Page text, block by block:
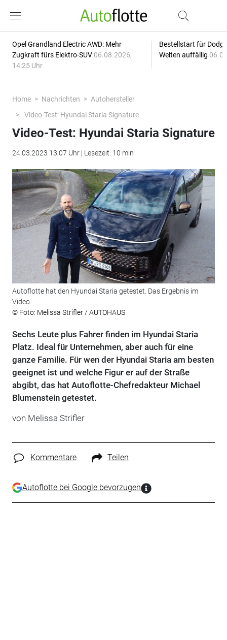
Opel Grandland Electric AWD: Mehr
Zugkraft fürs Elektro-SUV 06.08.2026,
14:25 Uhr
Bestellstart für
Welten auffällig
Home Nachrichten
Autohersteller
Video-Test: Hyundai Staria Signature
Video-Test: Hyundai Staria Signature
24.03.2023 13:07 Uhr | Lesezeit: 10 min
Autoflotte hat den Hyundai Staria getestet. Das Ergebnis im
Video.
© Foto: Melissa Strifler / AUTOHAUS
Sechs Leute plus Fahrer finden im Hyundai Staria
Platz. Ideal für Unternehmen, aber auch für eine
ganze Familie. Für wen der Hyundai Staria am besten
geeignet ist und welche Figur er auf der Straße
abgibt, das hat Autoflotte-Chefredakteur Michael
Blumenstein getestet.
von Melissa Strifler
Kommentare Teilen
Autoflotte bei Google bevorzugen